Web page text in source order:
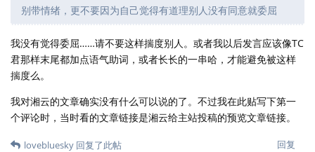
别带情绪，更不要因为自己觉得有道理别人没有同意就委屈
我没有觉得委屈……请不要这样揣度别人。或者我以后发言应该像TC
君那样末尾都加点语气助词，或者长长的一串哈，才能避免被这样
揣度么。
我对湘云的文章确实没有什么可以说的了。不过我在此贴写下第一
个评论时，当时看的文章链接是湘云给主站投稿的预览文章链接。
回复
lovebluesky 回复了此帖